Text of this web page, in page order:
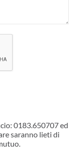
0183.650707 ed
saranno lieti di